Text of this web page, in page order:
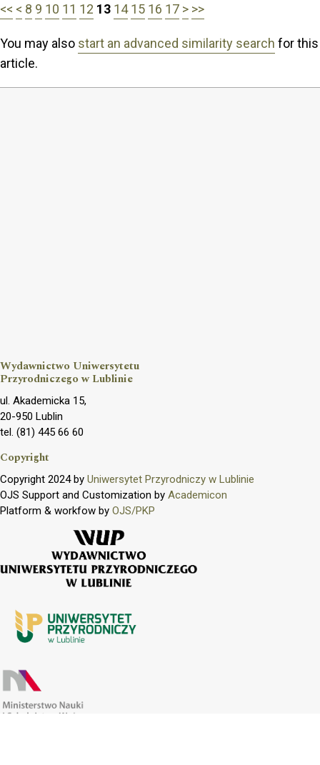
<< < 8 9 10 11 12 13 14 15 16 17 > >>
You may also start an advanced similarity search for this
article.
Wydawnictwo Uniwersytetu
Przyrodniczego w Lublinie
ul. Akademicka 15,
20-950 Lublin
tel. (81) 445 66 60
Copyright
Copyright 2024 by Uniwersytet Przyrodniczy w Lublinie
OJS Support and Customization by Academicon
Platform & workfow by OJS/PKP